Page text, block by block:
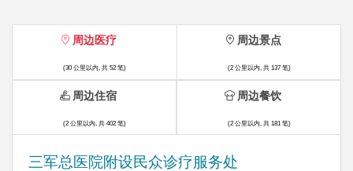
周边医疗
(30 公里以内, 共 52 笔)
三军总医院附设民众诊疗服务处
周边景点
(2 公里以内, 共 137 笔)
周边住宿
(2 公里以内, 共 402 笔)
周边餐饮
(2 公里以内, 共 181 笔)